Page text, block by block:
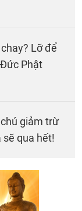
Lỡ để
Phật
giảm trừ
sẽ qua hết!